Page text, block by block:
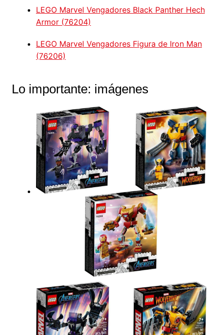
LEGO Marvel Vengadores Black Panther Hech
Armor (76204)
LEGO Marvel Vengadores Figura de Iron Man
(76206)
Lo importante: imágenes